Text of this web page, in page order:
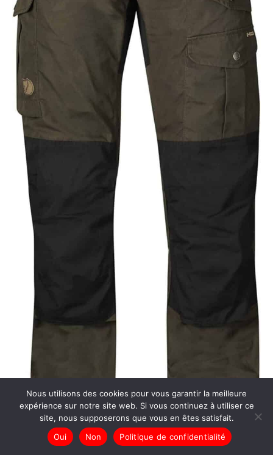
Nous utilisons des cookies pour vous garantir la meilleure
expérience sur notre site web. Si vous continuez à utiliser ce
site, nous supposerons que vous en êtes satisfait.
Oui
Non Politique de confidentialité